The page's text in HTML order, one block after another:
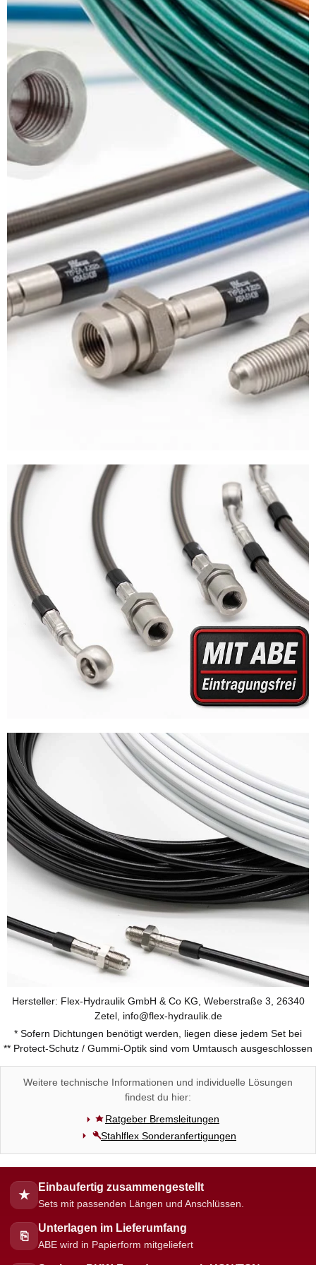
Hersteller: Flex-Hydraulik GmbH & Co KG, Weberstraße 3, 26340
Zetel, info@flex-hydraulik.de
* Sofern Dichtungen benötigt werden, liegen diese jedem Set bei
** Protect-Schutz / Gummi-Optik sind vom Umtausch ausgeschlossen
Weitere technische Informationen und individuelle Lösungen
findest du hier:
Ratgeber Bremsleitungen
Stahlflex Sonderanfertigungen
★
Einbaufertig zusammengestellt
Sets mit passenden Längen und Anschlüssen.
⎘
Unterlagen im Lieferumfang
ABE wird in Papierform mitgeliefert